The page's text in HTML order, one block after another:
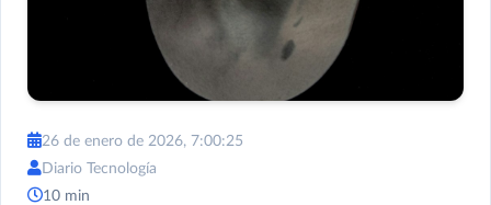
26 de enero de 2026, 7:00:25
Diario Tecnología
10 min